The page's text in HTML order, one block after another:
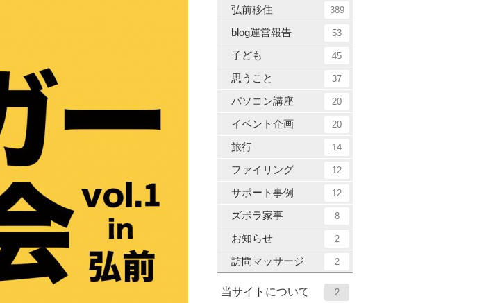
弘前移住 389
blog運営報告 53
子ども 45
思うこと 37
パソコン講座 20
イベント企画 20
旅行 14
ファイリング 12
サポート事例 12
ズボラ家事 8
お知らせ 2
訪問マッサージ 2
当サイトについて 2